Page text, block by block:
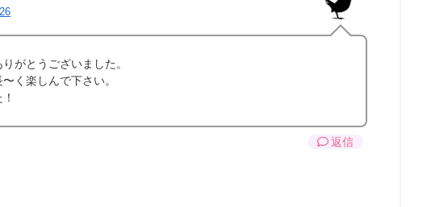
がとうございました。
く楽しんで下さい。
返信